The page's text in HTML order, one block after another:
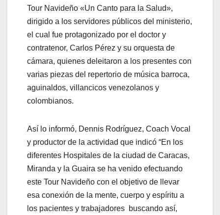
Tour Navideño «Un Canto para la Salud»,
dirigido a los servidores públicos del ministerio,
el cual fue protagonizado por el doctor y
contratenor, Carlos Pérez y su orquesta de
cámara, quienes deleitaron a los presentes con
varias piezas del repertorio de música barroca,
aguinaldos, villancicos venezolanos y
colombianos.
Así lo informó, Dennis Rodríguez, Coach Vocal
y productor de la actividad que indicó “En los
diferentes Hospitales de la ciudad de Caracas,
Miranda y la Guaira se ha venido efectuando
este Tour Navideño con el objetivo de llevar
esa conexión de la mente, cuerpo y espíritu a
los pacientes y trabajadores buscando así,